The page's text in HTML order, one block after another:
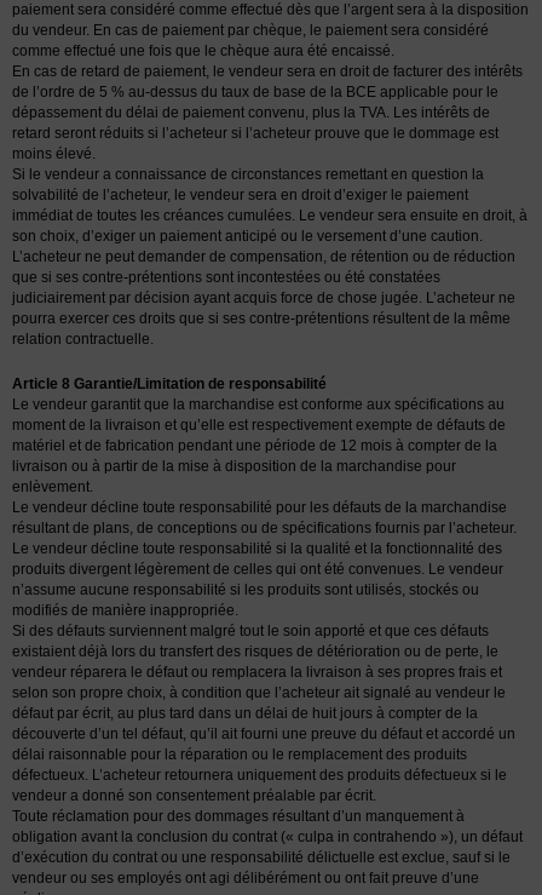
paiement sera considéré comme effectué dès que l’argent sera à la disposition
du vendeur. En cas de paiement par chèque, le paiement sera considéré
comme effectué une fois que le chèque aura été encaissé.
En cas de retard de paiement, le vendeur sera en droit de facturer des intérêts
de l’ordre de 5 % au-dessus du taux de base de la BCE applicable pour le
dépassement du délai de paiement convenu, plus la TVA. Les intérêts de
retard seront réduits si l’acheteur si l’acheteur prouve que le dommage est
moins élevé.
Si le vendeur a connaissance de circonstances remettant en question la
solvabilité de l’acheteur, le vendeur sera en droit d’exiger le paiement
immédiat de toutes les créances cumulées. Le vendeur sera ensuite en droit, à
son choix, d’exiger un paiement anticipé ou le versement d’une caution.
L’acheteur ne peut demander de compensation, de rétention ou de réduction
que si ses contre-prétentions sont incontestées ou été constatées
judiciairement par décision ayant acquis force de chose jugée. L’acheteur ne
pourra exercer ces droits que si ses contre-prétentions résultent de la même
relation contractuelle.
Article 8 Garantie/Limitation de responsabilité
Le vendeur garantit que la marchandise est conforme aux spécifications au
moment de la livraison et qu’elle est respectivement exempte de défauts de
matériel et de fabrication pendant une période de 12 mois à compter de la
livraison ou à partir de la mise à disposition de la marchandise pour
enlèvement.
Le vendeur décline toute responsabilité pour les défauts de la marchandise
résultant de plans, de conceptions ou de spécifications fournis par l’acheteur.
Le vendeur décline toute responsabilité si la qualité et la fonctionnalité des
produits divergent légèrement de celles qui ont été convenues. Le vendeur
n’assume aucune responsabilité si les produits sont utilisés, stockés ou
modifiés de manière inappropriée.
Si des défauts surviennent malgré tout le soin apporté et que ces défauts
existaient déjà lors du transfert des risques de détérioration ou de perte, le
vendeur réparera le défaut ou remplacera la livraison à ses propres frais et
selon son propre choix, à condition que l’acheteur ait signalé au vendeur le
défaut par écrit, au plus tard dans un délai de huit jours à compter de la
découverte d’un tel défaut, qu’il ait fourni une preuve du défaut et accordé un
délai raisonnable pour la réparation ou le remplacement des produits
défectueux. L’acheteur retournera uniquement des produits défectueux si le
vendeur a donné son consentement préalable par écrit.
Toute réclamation pour des dommages résultant d’un manquement à
obligation avant la conclusion du contrat (« culpa in contrahendo »), un défaut
d’exécution du contrat ou une responsabilité délictuelle est exclue, sauf si le
vendeur ou ses employés ont agi délibérément ou ont fait preuve d’une